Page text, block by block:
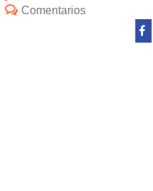
Comentarios